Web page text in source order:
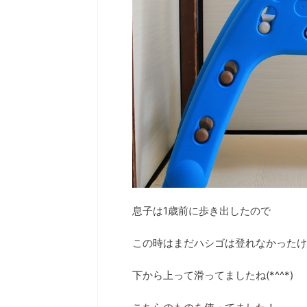
息子は1歳前に歩き出したので
この時はまだハシゴは登れなかった
下から上って滑ってましたね(*^^*)